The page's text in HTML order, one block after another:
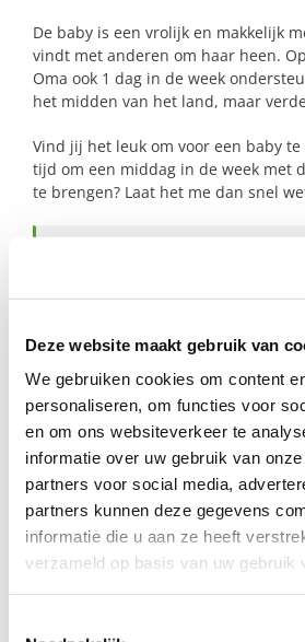
Deze website maakt gebruik van
We gebruiken cookies om content
personaliseren, om functies voor
en om ons websiteverkeer te
informatie over uw gebruik van
partners voor social media,
partners kunnen deze gegevens
informatie die u aan ze heeft
verzameld op basis van uw gebruik
De baby is een vrolijk en makkelijk
vindt met anderen om haar heen.
Oma ook 1 dag in de week
het midden van het land, maar
Vind jij het leuk om voor een baby te
tijd om een middag in de week met
te brengen? Laat het me dan snel
Waar ze 1 keer per week
toe mag;
Waar ze vertroeteld
slapen;
Dat af en toe lekker naar
met haar te wandelen in
wandelwagen;
Dat ervaring heeft met
Bijzonderheden